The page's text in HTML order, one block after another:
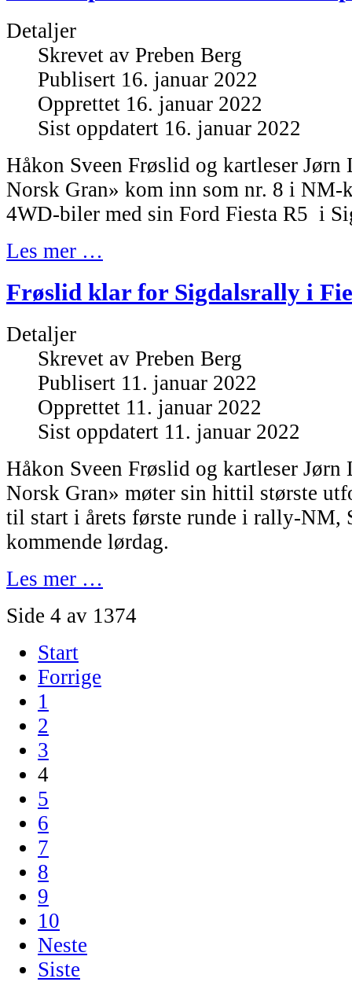
Detaljer
Skrevet av Preben Berg
Publisert 16. januar 2022
Opprettet 16. januar 2022
Sist oppdatert 16. januar 2022
Håkon Sveen Frøslid og kartleser Jørn
Norsk Gran» kom inn som nr. 8 i NM-
4WD-biler med sin Ford Fiesta R5 i
Les mer …
Frøslid klar for Sigdalsrally i
Detaljer
Skrevet av Preben Berg
Publisert 11. januar 2022
Opprettet 11. januar 2022
Sist oppdatert 11. januar 2022
Håkon Sveen Frøslid og kartleser Jørn
Norsk Gran» møter sin hittil største
til start i årets første runde i rally-NM,
kommende lørdag.
Les mer …
Side 4 av 1374
Start
Forrige
1
2
3
4
5
6
7
8
9
10
Neste
Siste